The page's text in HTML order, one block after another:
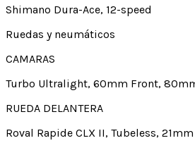
Shimano Dura-Ace, 12-speed
Ruedas y neumáticos
CAMARAS
Turbo Ultralight, 60mm Front,
RUEDA DELANTERA
Roval Rapide CLX II, Tubeless,